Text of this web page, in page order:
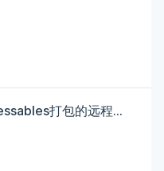
在编辑器模式下，加载Addressables打包的远程Webgl平台下的预制体，材质不能显示